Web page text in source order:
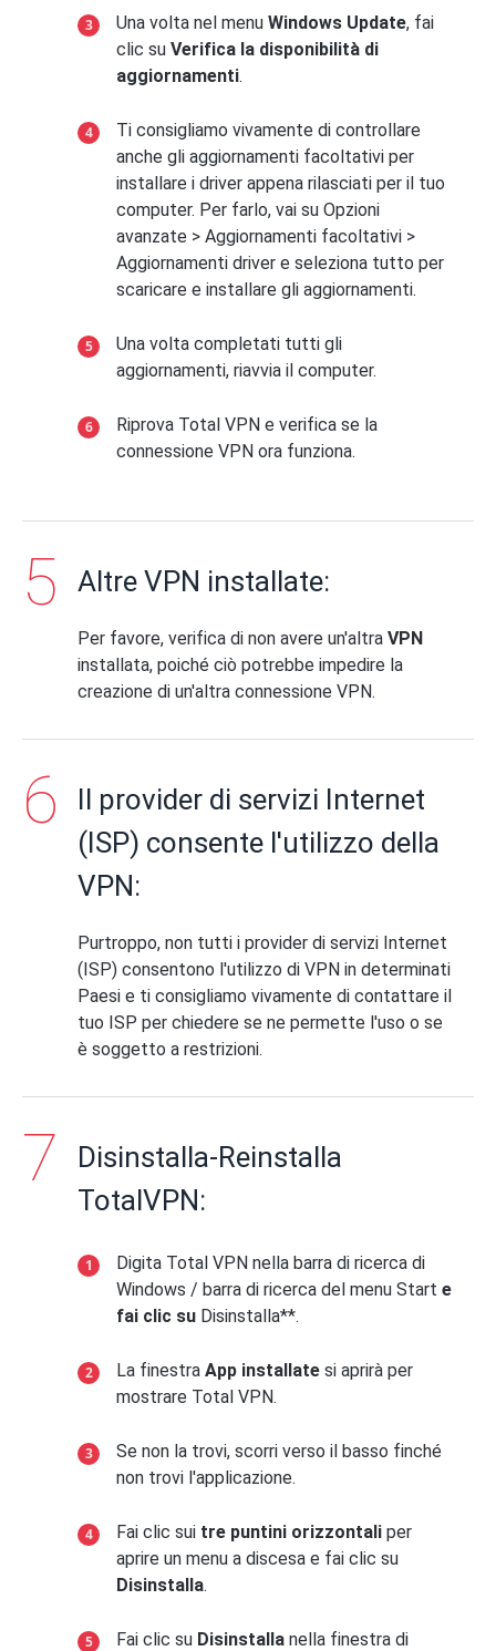
Una volta nel menu Windows Update, fai
clic su Verifica la disponibilità di
aggiornamenti.
Ti consigliamo vivamente di controllare
anche gli aggiornamenti facoltativi per
installare i driver appena rilasciati per il tuo
computer. Per farlo, vai su Opzioni
avanzate > Aggiornamenti facoltativi >
Aggiornamenti driver e seleziona tutto per
scaricare e installare gli aggiornamenti.
Una volta completati tutti gli
aggiornamenti, riavvia il computer.
Riprova Total VPN e verifica se la
connessione VPN ora funziona.
Altre VPN installate:
Per favore, verifica di non avere un'altra VPN
installata, poiché ciò potrebbe impedire la
creazione di un'altra connessione VPN.
Il provider di servizi Internet
(ISP) consente l'utilizzo della
VPN:
Purtroppo, non tutti i provider di servizi Internet
(ISP) consentono l'utilizzo di VPN in determinati
Paesi e ti consigliamo vivamente di contattare il
tuo ISP per chiedere se ne permette l'uso o se
è soggetto a restrizioni.
Disinstalla-Reinstalla
TotalVPN:
Digita Total VPN nella barra di ricerca di
Windows / barra di ricerca del menu Start e
fai clic su Disinstalla**.
La finestra App installate si aprirà per
mostrare Total VPN.
Se non la trovi, scorri verso il basso finché
non trovi l'applicazione.
Fai clic sui tre puntini orizzontali per
aprire un menu a discesa e fai clic su
Disinstalla.
Fai clic su Disinstalla nella finestra di